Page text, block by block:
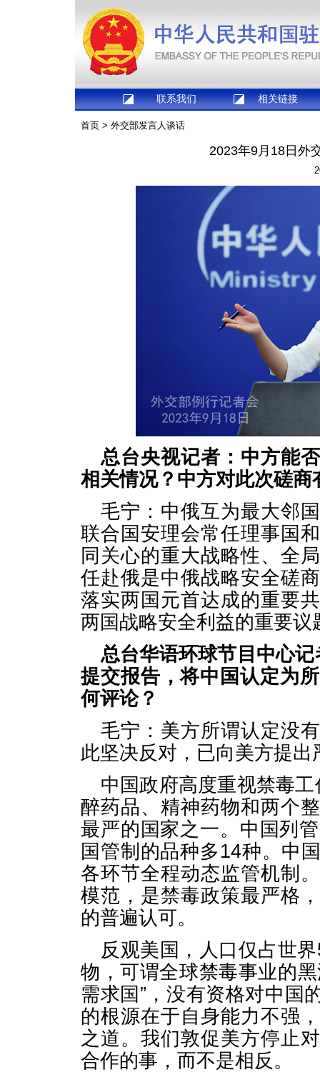
联系我们 相关链接
首页 > 外交部发言人谈话
2023年9月18日外
总台央视记者：中方能
相关情况？中方对此次磋商
毛宁：中俄互为最大邻
联合国安理会常任理事国
同关心的重大战略性、全
任赴俄是中俄战略安全磋
落实两国元首达成的重要
两国战略安全利益的重要议
总台华语环球节目中心
提交报告，将中国认定为
何评论？
毛宁：美方所谓认定没
此坚决反对，已向美方提出
中国政府高度重视禁毒
醉药品、精神药物和两个
最严的国家之一。中国列
国管制的品种多14种。中
各环节全程动态监管机制
模范，是禁毒政策最严格
的普遍认可。
反观美国，人口仅占世
物，可谓全球禁毒事业的
需求国”，没有资格对中国
的根源在于自身能力不强
之道。我们敦促美方停止
合作的事，而不是相反。